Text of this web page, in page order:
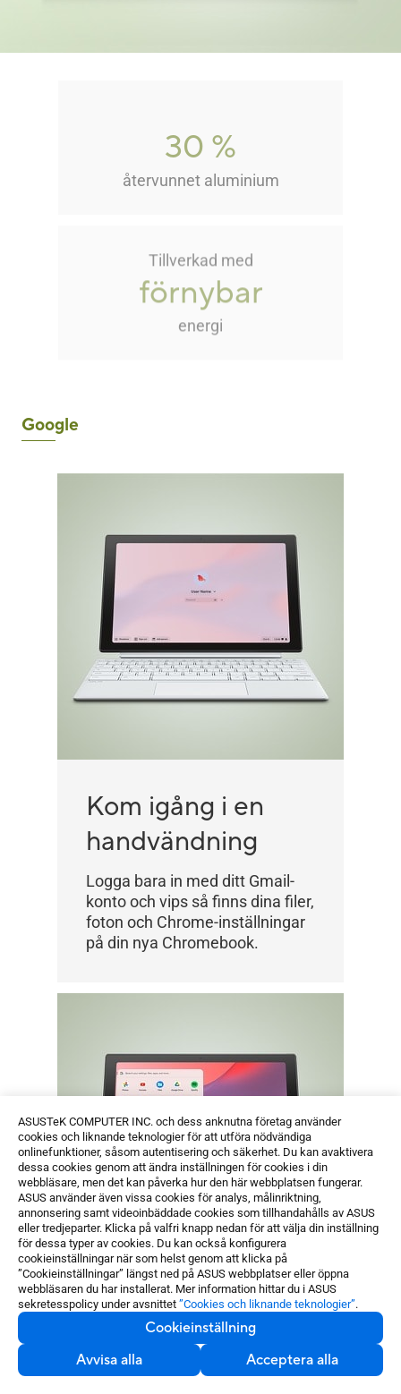
ASUSTeK COMPUTER INC. och dess anknutna företag använder
cookies och liknande teknologier för att utföra nödvändiga
onlinefunktioner, såsom autentisering och säkerhet. Du kan avaktivera
dessa cookies genom att ändra inställningen för cookies i din
webbläsare, men det kan påverka hur den här webbplatsen fungerar.
ASUS använder även vissa cookies för analys, målinriktning,
annonsering samt videoinbäddade cookies som tillhandahålls av ASUS
eller tredjeparter. Klicka på valfri knapp nedan för att välja din inställning
för dessa typer av cookies. Du kan också konfigurera
cookieinställningar när som helst genom att klicka på
”Cookieinställningar” längst ned på ASUS webbplatser eller öppna
webbläsaren du har installerat. Mer information hittar du i ASUS
sekretesspolicy under avsnittet ”Cookies och liknande teknologier”.
Cookieinställning
Avvisa alla
Acceptera alla
30 %
återvunnet aluminium
Tillverkad med
förnybar
energi
Google
Kom igång i en
handvändning
Logga bara in med ditt Gmail-
konto och vips så finns dina filer,
foton och Chrome-inställningar
på din nya Chromebook.
Google tar dig dit
snabbare